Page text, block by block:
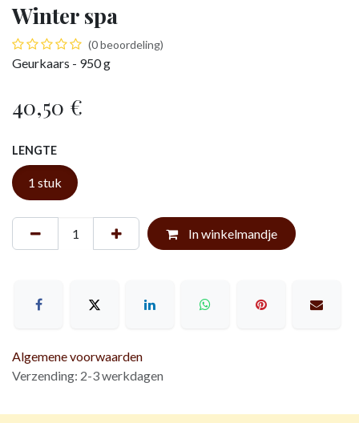
Winter spa
(0 beoordeling)
Geurkaars - 950 g
40,50 €
LENGTE
1 stuk
In winkelmandje
Algemene voorwaarden
Verzending: 2-3 werkdagen